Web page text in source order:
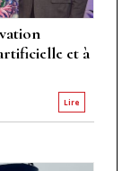
et à
Lire